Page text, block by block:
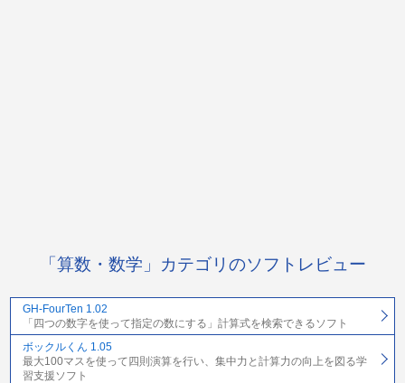
「算数・数学」カテゴリのソフトレビュー
GH-FourTen 1.02
「四つの数字を使って指定の数にする」計算式を検索できるソフト
ボックルくん 1.05
最大100マスを使って四則演算を行い、集中力と計算力の向上を図る学
習支援ソフト